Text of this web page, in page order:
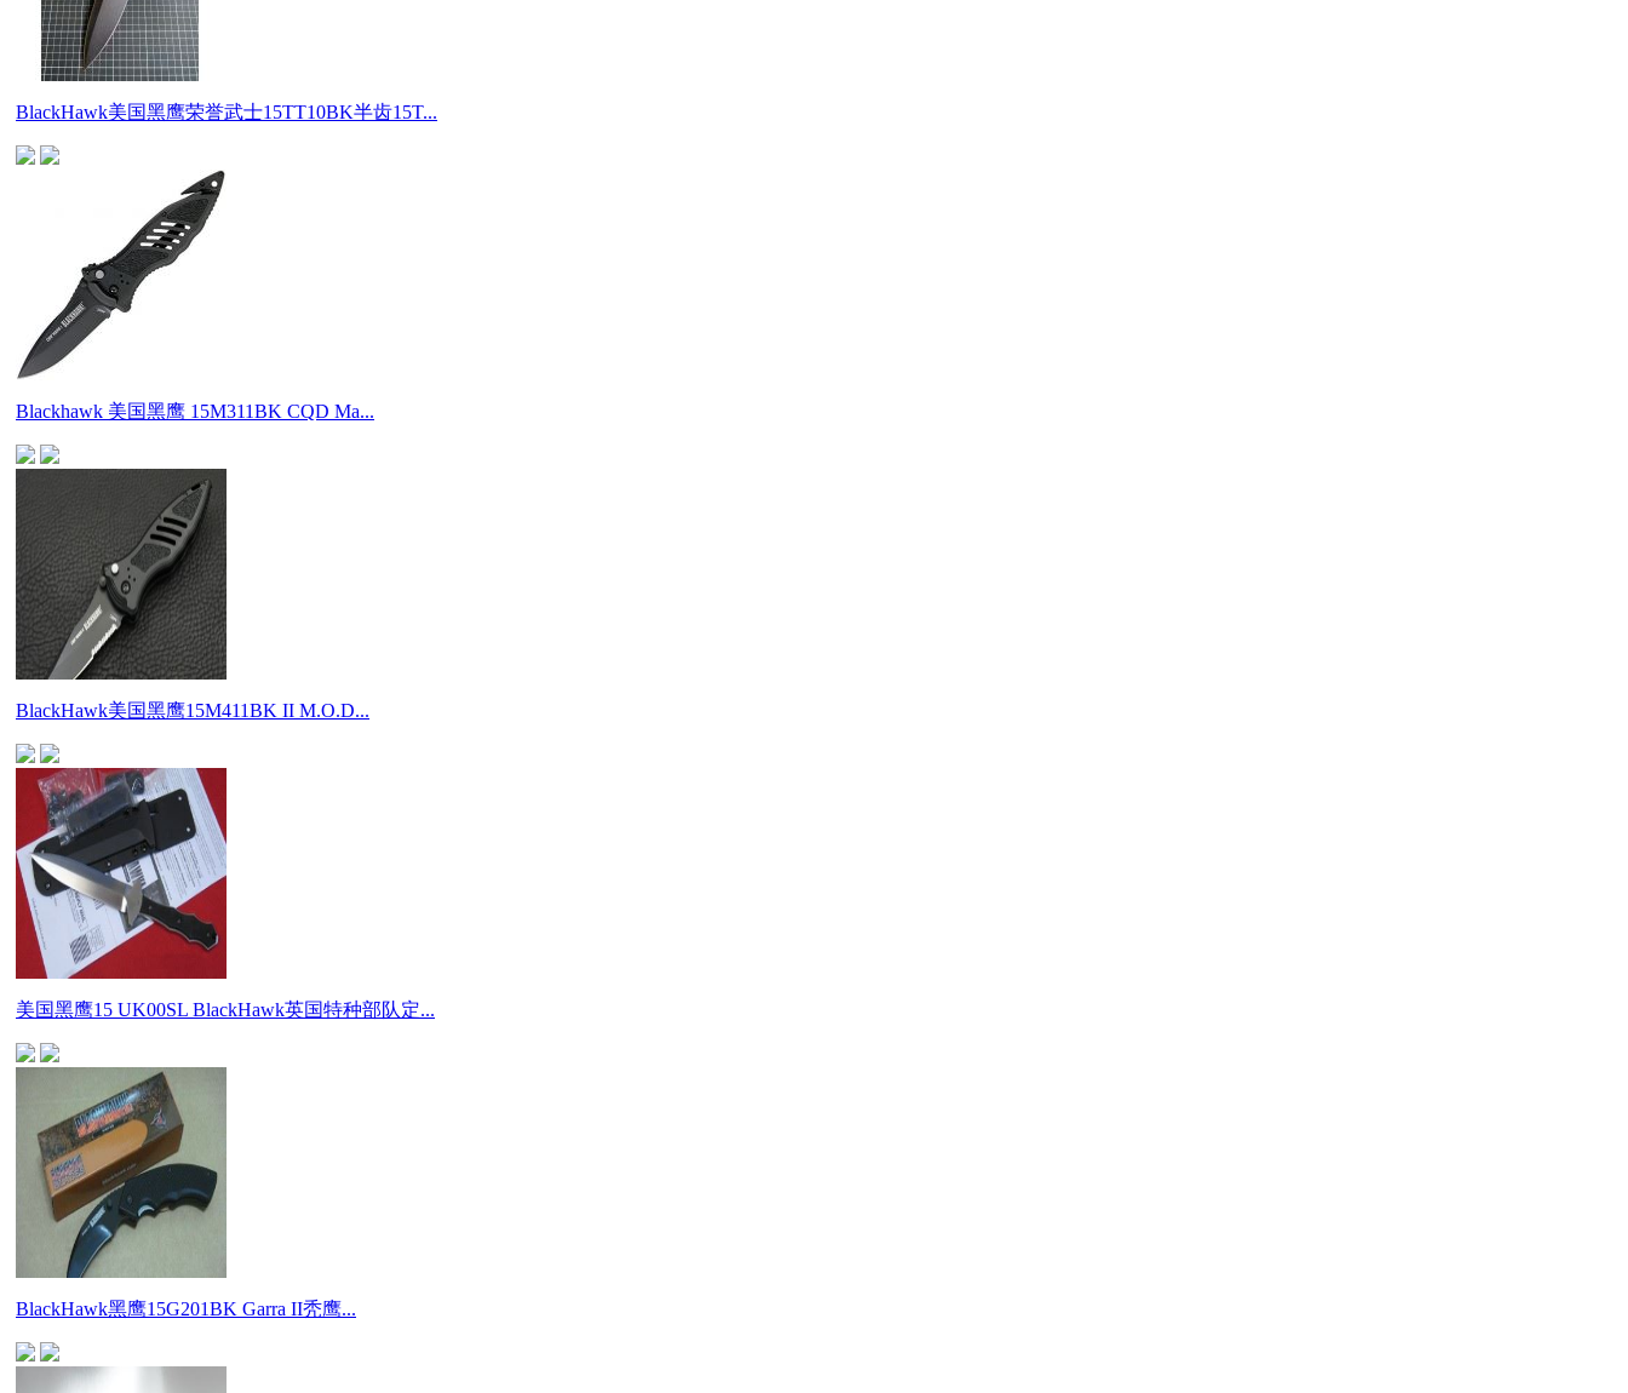
BlackHawk美国黑鹰荣誉武士15TT10BK半齿15T...
Blackhawk 美国黑鹰 15M311BK CQD Ma...
BlackHawk美国黑鹰15M411BK II M.O.D...
美国黑鹰15 UK00SL BlackHawk英国特种部队定...
BlackHawk黑鹰15G201BK Garra II秃鹰...